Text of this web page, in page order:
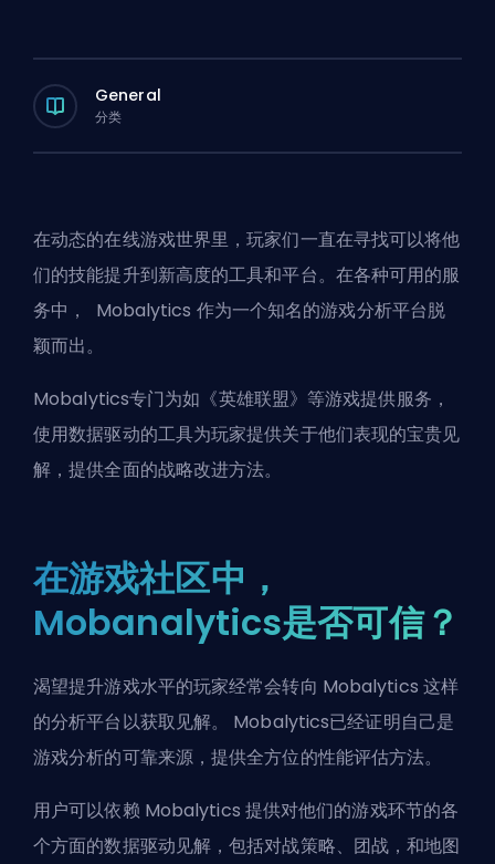
General
分类
在动态的在线游戏世界里，玩家们一直在寻找可以将他
们的技能提升到新高度的工具和平台。在各种可用的服
务中，
Mobalytics 作为一个知名的游戏分析平台脱
颖而出。
Mobalytics专门为如《英雄联盟》等游戏提供服务，
使用数据驱动的工具为玩家提供关于他们表现的宝贵见
解，提供全面的战略改进方法。
在游戏社区中，
Mobanalytics是否可信？
渴望提升游戏水平的玩家经常会转向 Mobalytics 这样
的分析平台以获取见解。 Mobalytics已经证明自己是
游戏分析的可靠来源，提供全方位的性能评估方法。
用户可以依赖 Mobalytics 提供对他们的游戏环节的各
个方面的数据驱动见解，包括对战策略、团战，和地图